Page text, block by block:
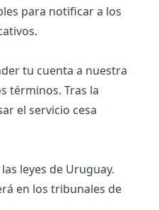
para notificar a los
tu cuenta a nuestra
términos. Tras la
el servicio cesa
leyes de Uruguay.
en los tribunales de